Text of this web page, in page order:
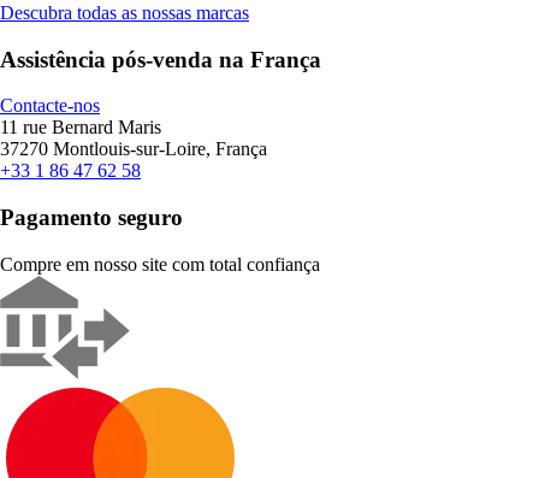
Descubra todas as nossas marcas
Assistência pós-venda na França
Contacte-nos
11 rue Bernard Maris
37270 Montlouis-sur-Loire, França
+33 1 86 47 62 58
Pagamento seguro
Compre em nosso site com total confiança